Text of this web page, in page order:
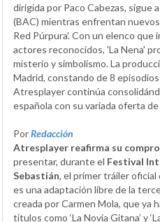
dirigida por Paco Cabezas, sigue
(BAC) mientras enfrentan
Red Púrpura'. Con un elenco que
actores reconocidos, 'La Nena'
misterio y simbolismo. La
Madrid, constando de 8
Atresplayer continúa
española con su variada oferta
PorRedacción
Atresplayer reafirma su
presentar, durante el Festival
Sebastián, el primer tráiler oficial
es una adaptación libre de la
creada por Carmen Mola, que ya
títulos como ‘La Novia Gitana’ y